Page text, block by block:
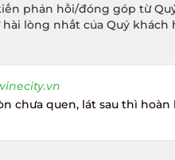
phản hồi/đóng góp từ
lòng nhất của Quý khách
chưa quen, lát sau thì hoàn